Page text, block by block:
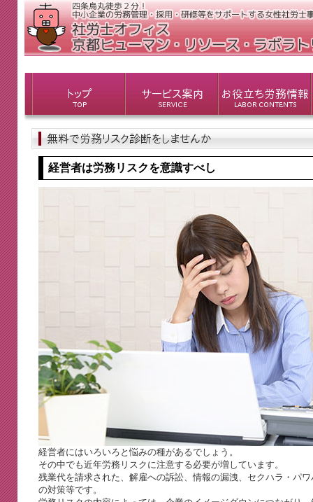
経営者は労務リスクを意識すべし
経営者にはいろいろと悩みの種があるでしょう。
その中でも近年労務リスクに注意する必要が増しています。
残業代を請求された、解雇への訴訟、情報の漏洩、セクハラ・パ
の対策等です。